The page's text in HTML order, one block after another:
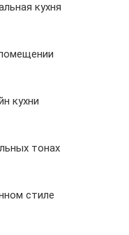
кухня
кухни
тонах
стиле